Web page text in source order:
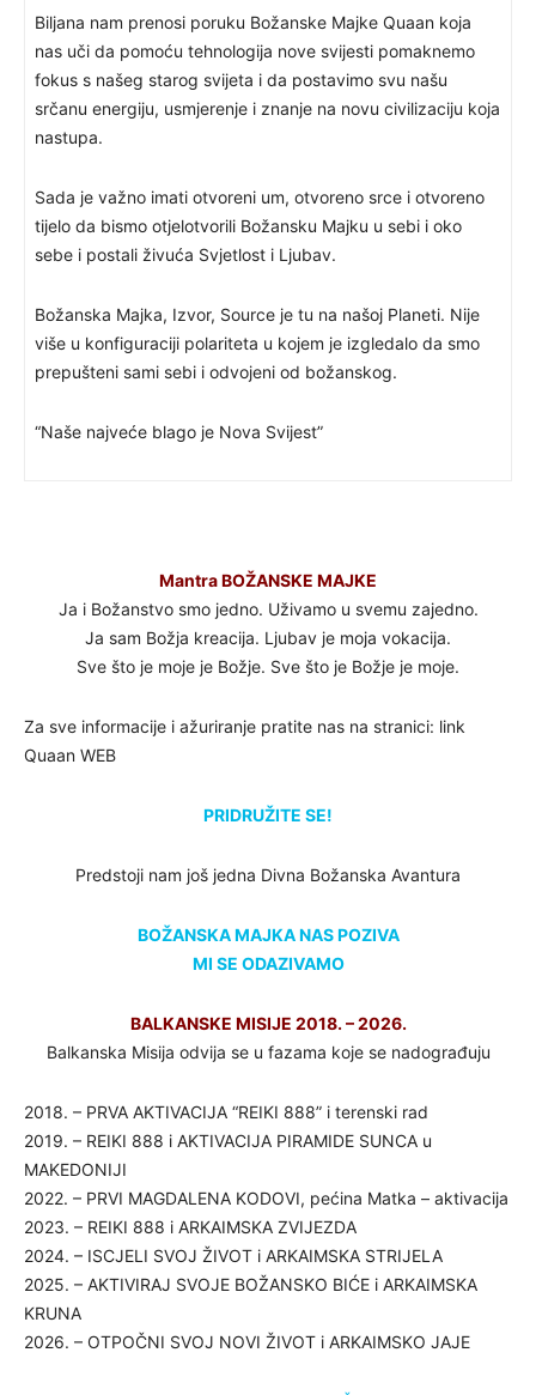
Biljana nam prenosi poruku Božanske Majke Quaan koja
nas uči da pomoću tehnologija nove svijesti pomaknemo
fokus s našeg starog svijeta i da postavimo svu našu
srčanu energiju, usmjerenje i znanje na novu civilizaciju koja
nastupa.
Sada je važno imati otvoreni um, otvoreno srce i otvoreno
tijelo da bismo otjelotvorili Božansku Majku u sebi i oko
sebe i postali živuća Svjetlost i Ljubav.
Božanska Majka, Izvor, Source je tu na našoj Planeti. Nije
više u konfiguraciji polariteta u kojem je izgledalo da smo
prepušteni sami sebi i odvojeni od božanskog.
“Naše najveće blago je Nova Svijest”
Mantra BOŽANSKE MAJKE
Ja i Božanstvo smo jedno. Uživamo u svemu zajedno.
Ja sam Božja kreacija. Ljubav je moja vokacija.
Sve što je moje je Božje. Sve što je Božje je moje.
Za sve informacije i ažuriranje pratite nas na stranici: link
Quaan WEB
PRIDRUŽITE SE!
Predstoji nam još jedna Divna Božanska Avantura
BOŽANSKA MAJKA NAS POZIVA
MI SE ODAZIVAMO
BALKANSKE MISIJE 2018. – 2026.
Balkanska Misija odvija se u fazama koje se nadograđuju
2018. – PRVA AKTIVACIJA “REIKI 888” i terenski rad
2019. – REIKI 888 i AKTIVACIJA PIRAMIDE SUNCA u
MAKEDONIJI
2022. – PRVI MAGDALENA KODOVI, pećina Matka – aktivacija
2023. – REIKI 888 i ARKAIMSKA ZVIJEZDA
2024. – ISCJELI SVOJ ŽIVOT i ARKAIMSKA STRIJELA
2025. – AKTIVIRAJ SVOJE BOŽANSKO BIĆE i ARKAIMSKA
KRUNA
2026. – OTPOČNI SVOJ NOVI ŽIVOT i ARKAIMSKO JAJE